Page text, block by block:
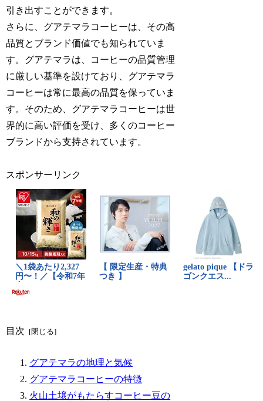
引き出すことができます。
さらに、グアテマラコーヒーは、その高
品質とブランド価値でも知られていま
す。グアテマラは、コーヒーの品質管理
に厳しい基準を設けており、グアテマラ
コーヒーは常に最高の品質を保っていま
す。そのため、グアテマラコーヒーは世
界的に高い評価を受け、多くのコーヒー
ブランドから支持されています。
スポンサーリンク
目次
グアテマラの地理と気候
グアテマラコーヒーの特徴
火山土壌がもたらすコーヒー豆の